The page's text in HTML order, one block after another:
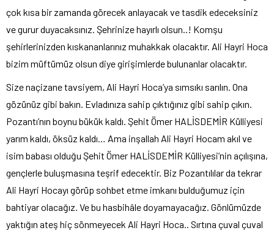
çok kısa bir zamanda görecek anlayacak ve tasdik edeceksiniz
ve gurur duyacaksınız. Şehrinize hayırlı olsun..! Komşu
şehirlerinizden kıskananlarınız muhakkak olacaktır. Ali Hayri Hoca
bizim müftümüz olsun diye girişimlerde bulunanlar olacaktır.
Size naçizane tavsiyem, Ali Hayri Hoca’ya sımsıkı sarılın. Ona
gözünüz gibi bakın. Evladınıza sahip çıktığınız gibi sahip çıkın.
Pozantı’nın boynu bükük kaldı. Şehit Ömer HALİSDEMİR Külliyesi
yarım kaldı, öksüz kaldı… Ama inşallah Ali Hayri Hocam akıl ve
isim babası olduğu Şehit Ömer HALİSDEMİR Külliyesi’nin açılışına,
gençlerle buluşmasına teşrif edecektir. Biz Pozantılılar da tekrar
Ali Hayri Hocayı görüp sohbet etme imkanı bulduğumuz için
bahtiyar olacağız. Ve bu hasbihâle doyamayacağız. Gönlümüzde
yaktığın ateş hiç sönmeyecek Ali Hayri Hoca.. Sırtına çuval çuval